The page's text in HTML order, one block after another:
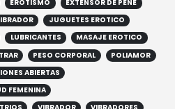
EROTISMO
EXTENSOR DE PENE
JUGUETES EROTICO
LUBRICANTES
MASAJE EROTICO
PESO CORPORAL
POLIAMOR
ABIERTAS
FEMENINA